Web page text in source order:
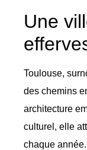
Une
Toulouse,
des chemins
architecture
culturel, elle
chaque